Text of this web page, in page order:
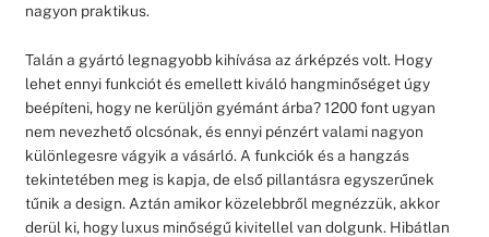
nagyon praktikus.
Talán a gyártó legnagyobb kihívása az árképzés volt. Hogy
lehet ennyi funkciót és emellett kiváló hangminőséget úgy
beépíteni, hogy ne kerüljön gyémánt árba? 1200 font ugyan
nem nevezhető olcsónak, és ennyi pénzért valami nagyon
különlegesre vágyik a vásárló. A funkciók és a hangzás
tekintetében meg is kapja, de első pillantásra egyszerűnek
tűnik a design. Aztán amikor közelebbről megnézzük, akkor
derül ki, hogy luxus minőségű kivitellel van dolgunk. Hibátlan